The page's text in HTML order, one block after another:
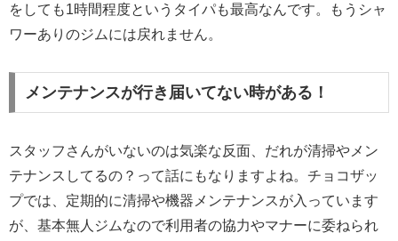
をしても1時間程度というタイパも最高なんです。もうシャ
ワーありのジムには戻れません。
メンテナンスが行き届いてない時がある！
スタッフさんがいないのは気楽な反面、だれが清掃やメン
テナンスしてるの？って話にもなりますよね。チョコザッ
プでは、定期的に清掃や機器メンテナンスが入っています
が、基本無人ジムなので利用者の協力やマナーに委ねられ